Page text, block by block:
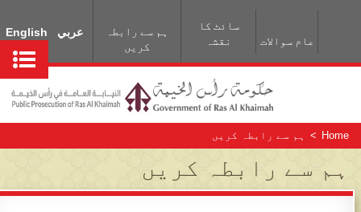
عربي English
ہم سے رابطہ
کریں
سائٹ کا
نقشہ
عام سوالات
Home
> ہم سے رابطہ کریں
ہم سے رابطہ کریں